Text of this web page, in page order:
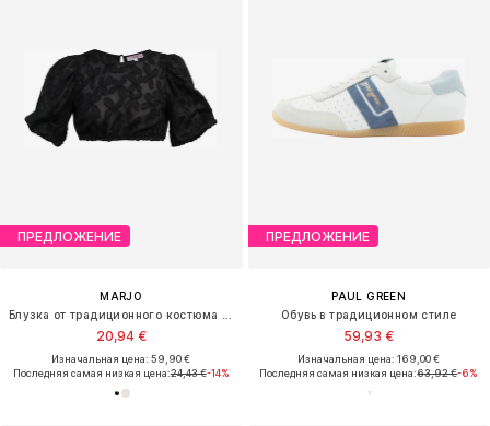
ПРЕДЛОЖЕНИЕ
MARJO
20,94 €
Изначальная цена: 59,90 €
Последняя самая низкая цена:24,43 €-14%
ПРЕДЛОЖЕНИЕ
PAUL GREEN
Обувь в традиционном стиле
59,93 €
Изначальная цена: 169,00 €
Последняя самая низкая цена:63,92 €-6%